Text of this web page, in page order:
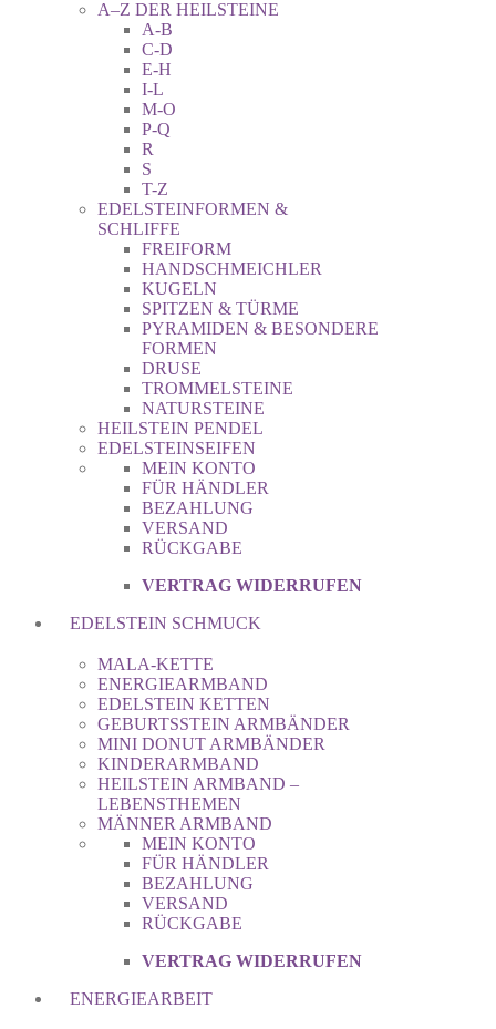
A–Z DER HEILSTEINE
A-B
C-D
E-H
I-L
M-O
P-Q
R
S
T-Z
EDELSTEINFORMEN &
SCHLIFFE
FREIFORM
HANDSCHMEICHLER
KUGELN
SPITZEN & TÜRME
PYRAMIDEN & BESONDERE
FORMEN
DRUSE
TROMMELSTEINE
NATURSTEINE
HEILSTEIN PENDEL
EDELSTEINSEIFEN
MEIN KONTO
FÜR HÄNDLER
BEZAHLUNG
VERSAND
RÜCKGABE
VERTRAG WIDERRUFEN
EDELSTEIN SCHMUCK
MALA-KETTE
ENERGIEARMBAND
EDELSTEIN KETTEN
GEBURTSSTEIN ARMBÄNDER
MINI DONUT ARMBÄNDER
KINDERARMBAND
HEILSTEIN ARMBAND –
LEBENSTHEMEN
MÄNNER ARMBAND
MEIN KONTO
FÜR HÄNDLER
BEZAHLUNG
VERSAND
RÜCKGABE
VERTRAG WIDERRUFEN
ENERGIEARBEIT